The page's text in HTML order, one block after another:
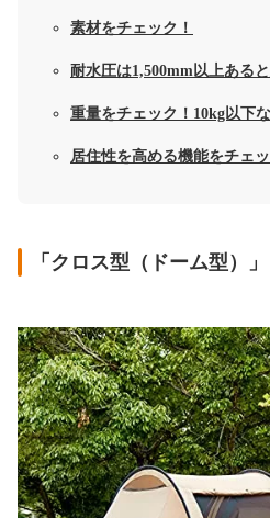
素材をチェック！
耐水圧は1,500mm以上ある
重量をチェック！10kg以下
居住性を高める機能をチェッ
「クロス型（ドーム型）